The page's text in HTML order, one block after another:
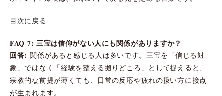
目次に戻る
FAQ 7: 三宝は信仰がない人にも関係がありますか？
回答: 関係があると感じる人は多いです。三宝を「信じる対
象」ではなく「経験を整える拠りどころ」として捉えると、
宗教的な前提が薄くても、日常の反応や疲れの扱い方に接点
が生まれます。